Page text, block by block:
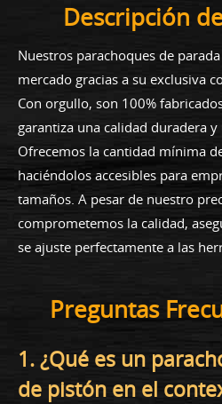
Descripción
Nuestros parachoques de
mercado gracias a su exclusiva
Con orgullo, son 100%
garantiza una calidad duradera
Ofrecemos la cantidad mínima
haciéndolos accesibles para
tamaños. A pesar de nuestro
comprometemos la calidad,
se ajuste perfectamente a las
Preguntas
1. ¿Qué es un
de pistón en el